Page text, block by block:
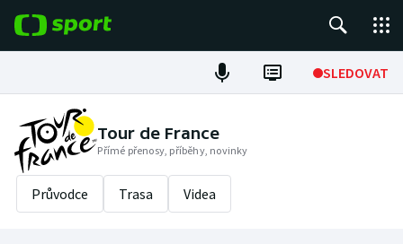
SLEDOVAT
Fotbal
Hokej
Tenis
Tour de France
Přímé přenosy, příběhy, novinky
Průvodce Trasa Videa